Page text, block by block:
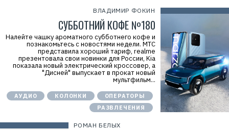
ВЛАДИМИР ФОКИН
СУББОТНИЙ КОФЕ №180
Налейте чашку ароматного субботнего кофе и
познакомьтесь с новостями недели. МТС
представила хороший тариф, realme
презентовала свои новинки для России, Kia
показала новый электрический кроссовер, а
"Дисней" выпускает в прокат новый
мультфильм...
АУДИО КОЛОНКИ
ОПЕРАТОРЫ
РАЗВЛЕЧЕНИЯ
РОМАН БЕЛЫХ